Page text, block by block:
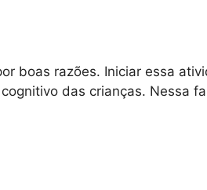
boas razões. Iniciar essa
das crianças. Nessa